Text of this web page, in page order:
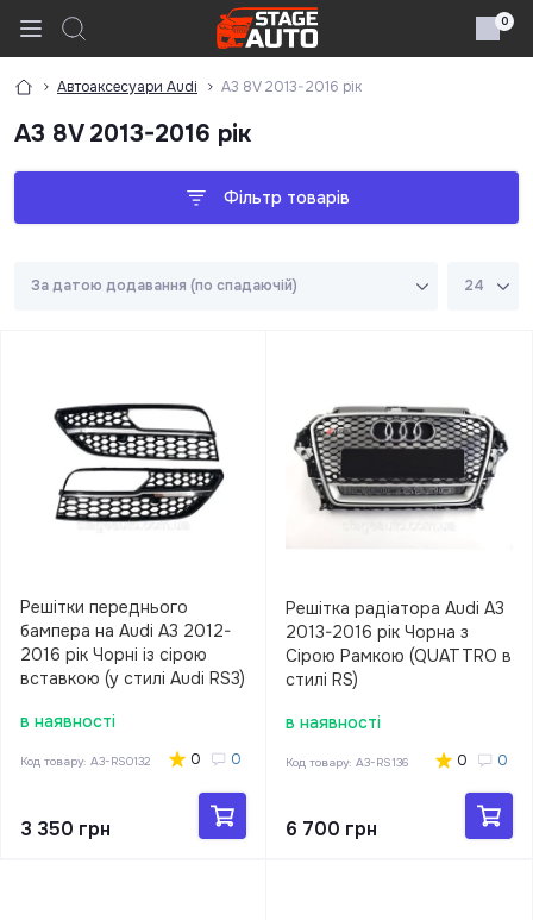
0
Автоаксесуари Audi A3 8V 2013-2016 рік
A3 8V 2013-2016 рік
Фільтр товарів
Решітки переднього
бампера на Audi A3 2012-
2016 рік Чорні із сірою
вставкою (у стилі Audi RS3)
в наявності
Код товару: A3-RS0132 0 0
3 350 грн
Решітка радіатора Audi A3
2013-2016 рік Чорна з
Сірою Рамкою (QUATTRO в
стилі RS)
в наявності
Код товару: A3-RS136 0 0
6 700 грн